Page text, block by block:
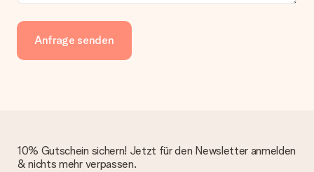
Anfrage senden
10% Gutschein sichern! Jetzt für den Newsletter anmelden
& nichts mehr verpassen.